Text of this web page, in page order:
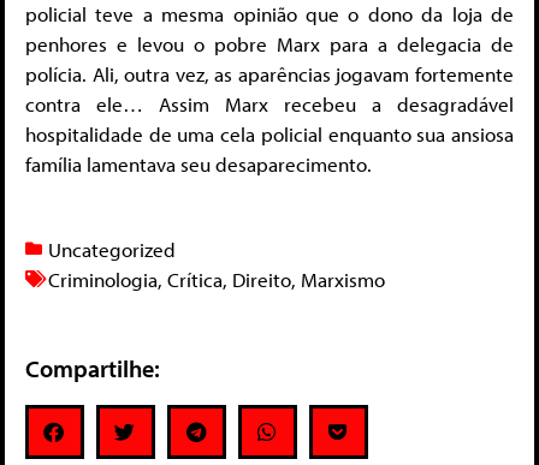
policial teve a mesma opinião que o dono da loja de
penhores e levou o pobre Marx para a delegacia de
polícia. Ali, outra vez, as aparências jogavam fortemente
contra ele… Assim Marx recebeu a desagradável
hospitalidade de uma cela policial enquanto sua ansiosa
família lamentava seu desaparecimento.
Uncategorized
Criminologia, Crítica, Direito, Marxismo
Compartilhe: